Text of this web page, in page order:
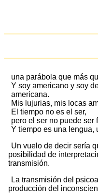
una parábola que más
Y soy americano y soy
americana.
Mis lujurias, mis locas
El tiempo no es el ser,
pero el ser no puede ser
Y tiempo es una lengua,
Un vuelo de decir sería
posibilidad de
transmisión.
La transmisión del
producción del